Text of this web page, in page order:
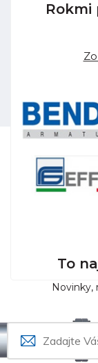
Rokmi
To
Novinky,